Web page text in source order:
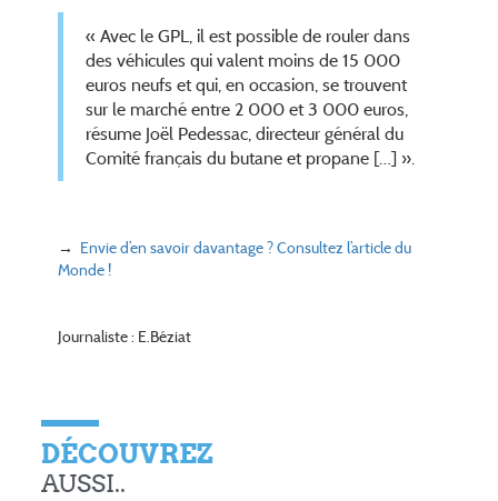
« Avec le GPL, il est possible de rouler dans
des véhicules qui valent moins de 15 000
euros neufs et qui, en occasion, se trouvent
sur le marché entre 2 000 et 3 000 euros,
résume Joël Pedessac, directeur général du
Comité français du butane et propane […] ».
→ Envie d’en savoir davantage ? Consultez l’article du
Monde !
Journaliste : E.Béziat
DÉCOUVREZ
AUSSI..